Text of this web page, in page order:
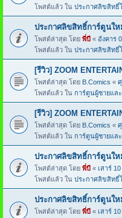
โพสต์แล้ว ใน ประกาศลิขสิทธิ์
ประกาศลิขสิทธิ์การ์ตูนให
โพสต์ล่าสุด โดย พี่บี « อังคาร
โพสต์แล้ว ใน ประกาศลิขสิทธิ์
[รีวิว] ZOOM
โพสต์ล่าสุด โดย B.Comics «
โพสต์แล้ว ใน การ์ตูนผู้ชายแล
[รีวิว] ZOOM
โพสต์ล่าสุด โดย B.Comics «
โพสต์แล้ว ใน การ์ตูนผู้ชายแล
ประกาศลิขสิทธิ์การ์ตูนให
โพสต์ล่าสุด โดย พี่บี « เสาร์
โพสต์แล้ว ใน ประกาศลิขสิทธิ์
ประกาศลิขสิทธิ์การ์ตูนให
โพสต์ล่าสุด โดย พี่บี « เสาร์